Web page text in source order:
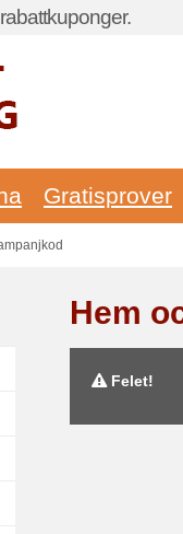
Gratisprover
Hem
Felet!